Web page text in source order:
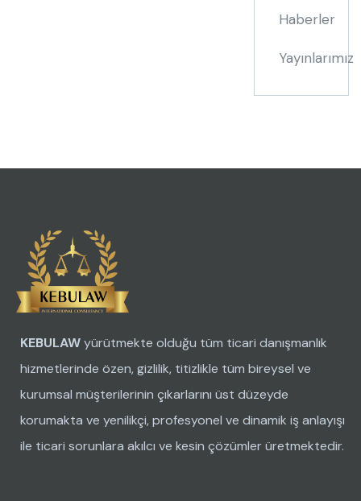
Haberler
Yayınlarımız
KEBULAWyürütmekte olduğu tüm ticari danışmanlık
hizmetlerinde özen, gizlilik, titizlikle tüm bireysel ve
kurumsal müşterilerinin çıkarlarını üst düzeyde
korumakta ve yenilikçi, profesyonel ve dinamik iş anlayışı
ile ticari sorunlara akılcı ve kesin çözümler üretmektedir.